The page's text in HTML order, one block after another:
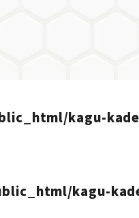
kagu-
kagu-